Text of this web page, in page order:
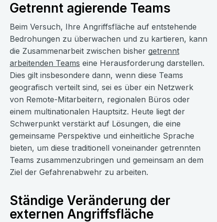
Getrennt agierende Teams
Beim Versuch, Ihre Angriffsfläche auf entstehende
Bedrohungen zu überwachen und zu kartieren, kann
die Zusammenarbeit zwischen bisher getrennt
arbeitenden Teams eine Herausforderung darstellen.
Dies gilt insbesondere dann, wenn diese Teams
geografisch verteilt sind, sei es über ein Netzwerk
von Remote-Mitarbeitern, regionalen Büros oder
einem multinationalen Hauptsitz. Heute liegt der
Schwerpunkt verstärkt auf Lösungen, die eine
gemeinsame Perspektive und einheitliche Sprache
bieten, um diese traditionell voneinander getrennten
Teams zusammenzubringen und gemeinsam an dem
Ziel der Gefahrenabwehr zu arbeiten.
Ständige Veränderung der
externen Angriffsfläche